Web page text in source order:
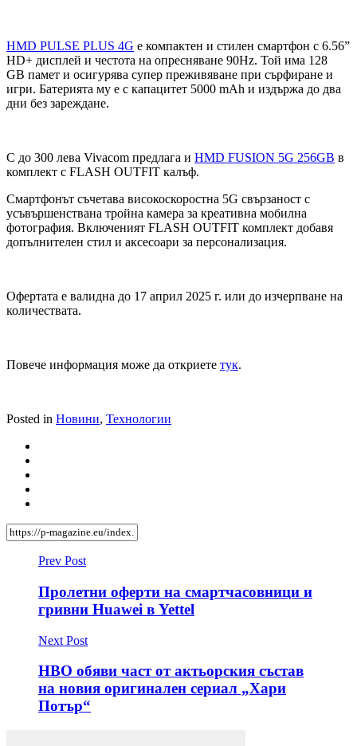
HMD PULSE PLUS 4G е компактен и стилен смартфон с 6.56”
HD+ дисплей и честота на опресняване 90Hz. Той има 128
GB памет и осигурява супер преживяване при сърфиране и
игри. Батерията му е с капацитет 5000 mAh и издържа до два
дни без зареждане.
С до 300 лева Vivacom предлага и HMD FUSION 5G 256GB в
комплект с FLASH OUTFIT калъф.
Смартфонът съчетава високоскоростна 5G свързаност с
усъвършенствана тройна камера за креативна мобилна
фотография. Включеният FLASH OUTFIT комплект добавя
допълнителен стил и аксесоари за персонализация.
Офертата е валидна до 17 април 2025 г. или до изчерпване на
количествата.
Повече информация може да откриете тук.
Posted in Новини, Технологии
Prev Post
Пролетни оферти на смартчасовници и
гривни Huawei в Yettel
Next Post
HBO обяви част от актьорския състав
на новия оригинален сериал „Хари
Потър“